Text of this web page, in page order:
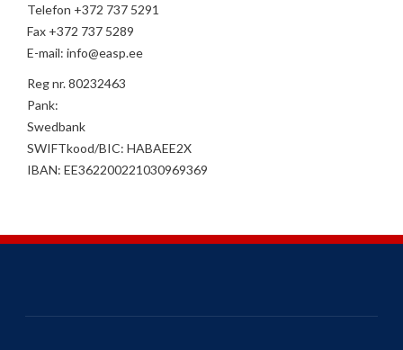
Telefon +372 737 5291
Fax +372 737 5289
E-mail: info@easp.ee
Reg nr. 80232463
Pank:
Swedbank
SWIFTkood/BIC: HABAEE2X
IBAN: EE362200221030969369